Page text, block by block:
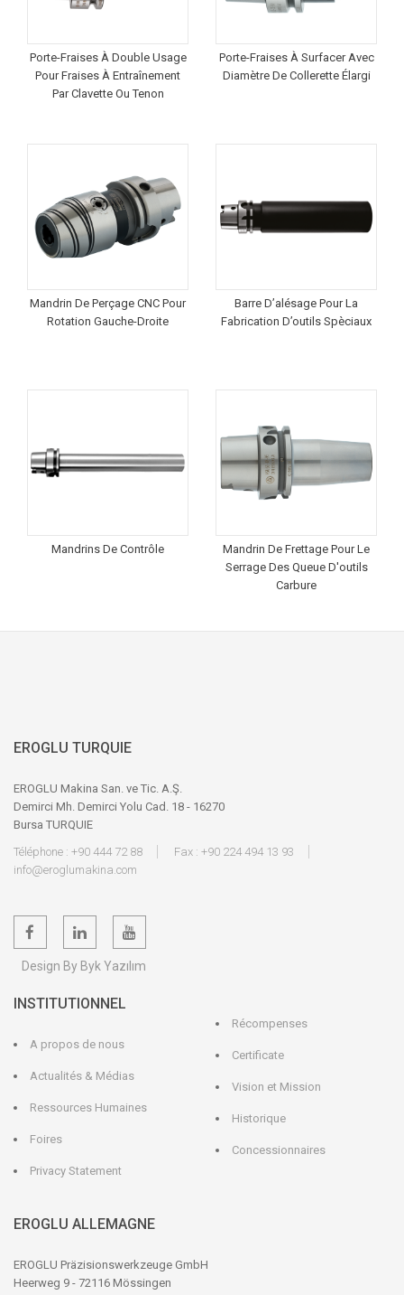
Porte-Fraises À Double Usage
Pour Fraises À Entraînement
Par Clavette Ou Tenon
Porte-Fraises À Surfacer Avec
Diamètre De Collerette Élargi
Mandrin De Perçage CNC Pour
Rotation Gauche-Droite
Barre D’alésage Pour La
Fabrication D’outils Spèciaux
Mandrins De Contrôle
Mandrin De Frettage Pour Le
Serrage Des Queue D'outils
Carbure
EROGLU TURQUIE
EROGLU Makina San. ve Tic. A.Ş.
Demirci Mh. Demirci Yolu Cad. 18 - 16270
Bursa TURQUIE
Téléphone : +90 444 72 88
Fax : +90 224 494 13 93
info@eroglumakina.com
Design By Byk Yazılım
INSTITUTIONNEL
A propos de nous
Actualités & Médias
Ressources Humaines
Foires
Privacy Statement
Récompenses
Certificate
Vision et Mission
Historique
Concessionnaires
EROGLU ALLEMAGNE
EROGLU Präzisionswerkzeuge GmbH
Heerweg 9 - 72116 Mössingen